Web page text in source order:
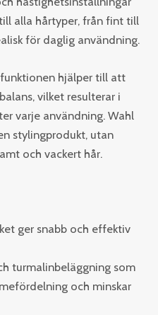
alla hårtyper, från fint till
för daglig användning.
hjälper till att
vilket resulterar i
varje användning. Wahl
stylingprodukt, utan
och vackert hår.
ger snabb och effektiv
turmalinbeläggning som
och minskar